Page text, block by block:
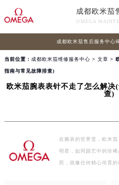
成都欧米茄
OMEGA
成都欧米茄售后服务中心
当前位置： 成都欧米茄维修服务中心 > 文章 >
指南与常见故障排查)
欧米茄腕表表针不走了怎么解
查)
在腕表的世界里，欧米
明星，如同园艺中的珍
而，就像任何精心培育